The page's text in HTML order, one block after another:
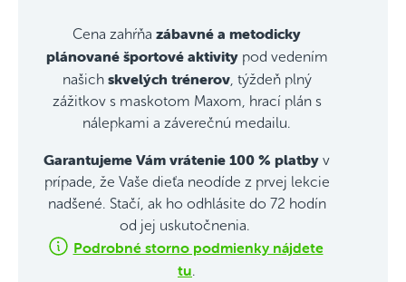
Cena zahŕňa zábavné a metodicky
plánované športové aktivitypod vedením
našich skvelých trénerov, týždeň plný
zážitkov s maskotom Maxom, hrací plán s
nálepkami a záverečnú medailu.
Garantujeme Vám vrátenie 100 % platby v
prípade, že Vaše dieťa neodíde z prvej lekcie
nadšené. Stačí, ak ho odhlásite do 72 hodín
od jej uskutočnenia.
Podrobné storno podmienky nájdete
tu.